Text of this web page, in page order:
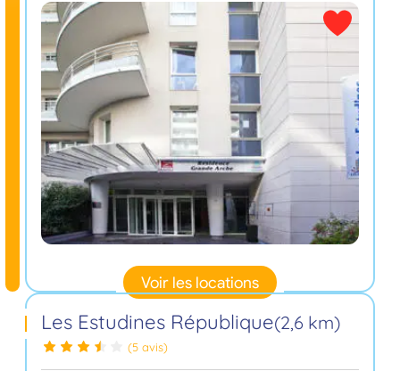
Voir les locations
Les Estudines République(2,6 km)
(5 avis)